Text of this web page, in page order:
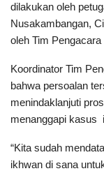
dilakukan oleh
Nusakambangan,
oleh Tim
Koordinator Tim
bahwa persoalan
menindaklanjuti
menanggapi kasus
“Kita sudah
ikhwan di sana